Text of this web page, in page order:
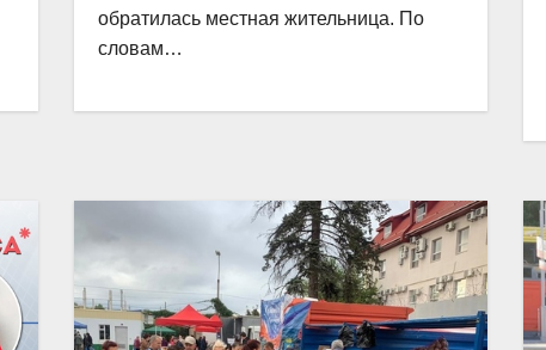
обратилась местная жительница. По
словам…